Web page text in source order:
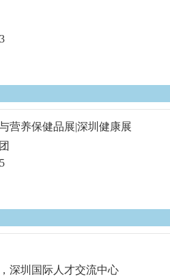
营养保健品展|深圳健康展
深圳国际人才交流中心